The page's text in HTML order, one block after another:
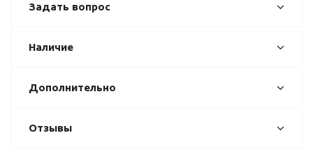
Задать вопрос
Наличие
Дополнительно
Отзывы